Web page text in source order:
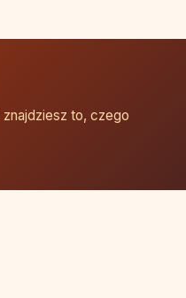
to, czego